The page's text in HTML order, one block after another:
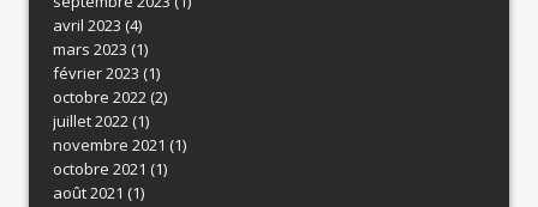
avril 2023 (4)
mars 2023 (1)
février 2023 (1)
octobre 2022(2)
juillet 2022(1)
novembre 2021 (1)
octobre 2021 (1)
août 2021 (1)